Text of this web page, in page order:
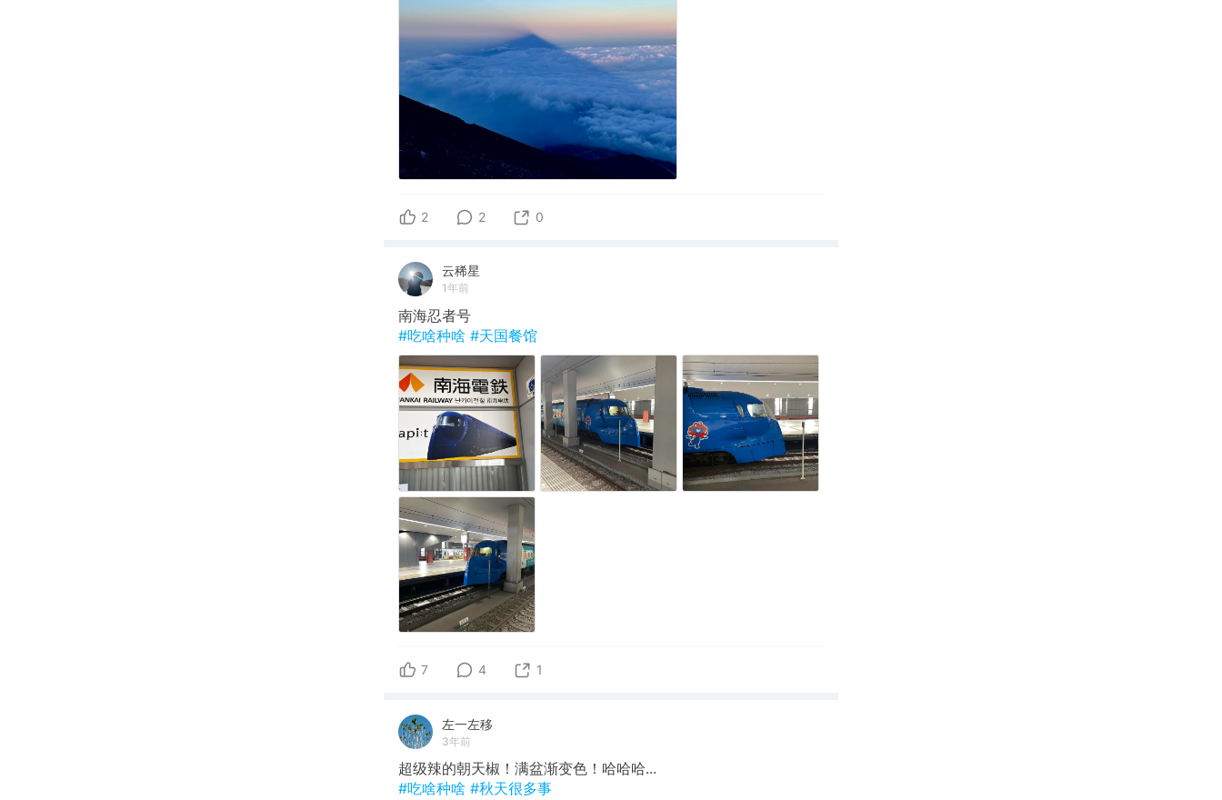
2 2 0
云稀星
1年前
南海忍者号
#吃啥种啥 #天国餐馆
7 4 1
左一左移
3年前
超级辣的朝天椒！满盆渐变色！哈哈哈...
#吃啥种啥 #秋天很多事